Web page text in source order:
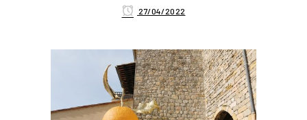
27/04/2022